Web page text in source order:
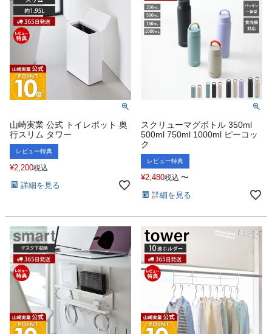
山崎実業 公式 トイレポット 奥
行スリム タワー
レビュー特典
¥2,200税込
詳細を見る
スクリューマグボトル 350ml
500ml 750ml 1000ml ピーコッ
ク
レビュー特典
¥2,480税込 〜
詳細を見る